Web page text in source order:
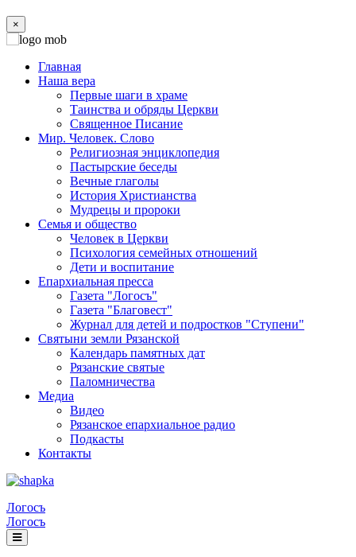
×
Главная
Наша вера
Первые шаги в храме
Таинства и обряды Церкви
Священное Писание
Мир. Человек. Слово
Религиозная энциклопедия
Пастырские беседы
Вечные глаголы
История Христианства
Мудрецы и пророки
Семья и общество
Человек в Церкви
Психология семейных отношений
Дети и воспитание
Епархиальная пресса
Газета "Логосъ"
Газета "Благовест"
Журнал для детей и подростков "Ступени"
Святыни земли Рязанской
Календарь памятных дат
Рязанские святые
Паломничества
Медиа
Видео
Рязанское епархиальное радио
Подкасты
Контакты
Логосъ
Логосъ